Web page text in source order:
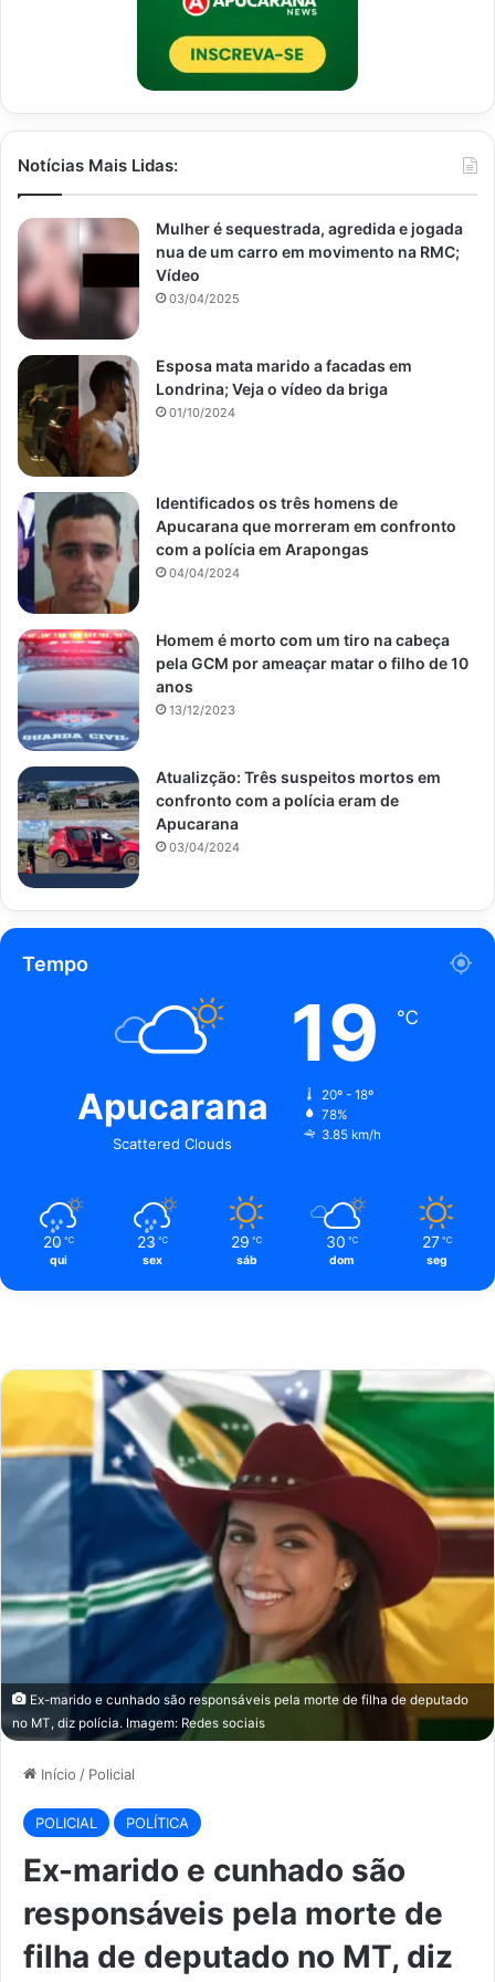
Ex-marido e cunhado são responsáveis pela morte de filha de deputado
no MT, diz polícia. Imagem: Redes sociais
Início / Policial
POLICIAL POLÍTICA
Ex-marido e cunhado são
responsáveis pela morte de
filha de deputado no MT, diz
Notícias Mais Lidas:
Mulher é sequestrada, agredida e jogada
nua de um carro em movimento na RMC;
Vídeo
03/04/2025
Esposa mata marido a facadas em
Londrina; Veja o vídeo da briga
01/10/2024
Identificados os três homens de
Apucarana que morreram em confronto
com a polícia em Arapongas
04/04/2024
Homem é morto com um tiro na cabeça
pela GCM por ameaçar matar o filho de 10
anos
13/12/2023
Atualizção: Três suspeitos mortos em
confronto com a polícia eram de
Apucarana
03/04/2024
Tempo
Apucarana
Scattered Clouds
19 ℃
20º - 18º
78%
3.85 km/h
20 ℃
qui
23 ℃
sex
29 ℃
sáb
30 ℃
dom
27 ℃
seg